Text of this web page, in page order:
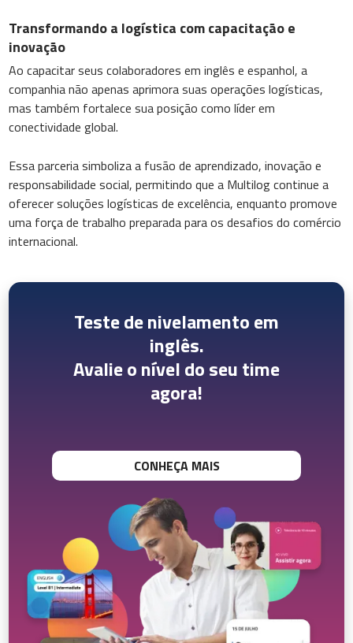
Transformando a logística com capacitação e
inovação
Ao capacitar seus colaboradores em inglês e espanhol, a
companhia não apenas aprimora suas operações logísticas,
mas também fortalece sua posição como líder em
conectividade global.
Essa parceria simboliza a fusão de aprendizado, inovação e
responsabilidade social, permitindo que a Multilog continue a
oferecer soluções logísticas de excelência, enquanto promove
uma força de trabalho preparada para os desafios do comércio
internacional.
Teste de nivelamento em
inglês.
Avalie o nível do seu time
agora!
CONHEÇA MAIS